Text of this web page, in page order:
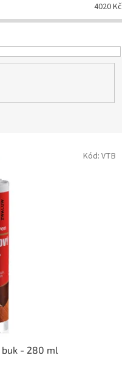
4020Kč
buk - 280 ml
Kód: VTB